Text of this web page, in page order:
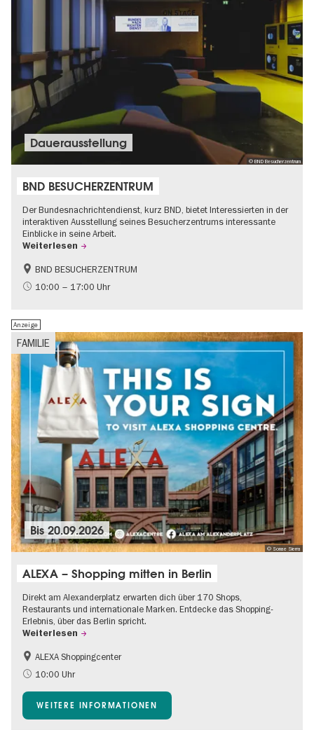
© BND Besucherzentrum
Dauer­aus­stel­lung
BND BESUCHERZENTRUM
Der Bundesnachrichtendienst, kurz BND, bietet Interessierten in der
interaktiven Ausstellung seines Besucherzentrums interessante
Einblicke in seine Arbeit.
Weiterlesen
Geschichte
Gratis
BND BESUCHERZENTRUM
10:00 – 17:00 Uhr
FAMILIE
Anzeige
© Sonae Sierra
Bis20.09.2026
ALEXA – Shopping mitten in Berlin
Direkt am Alexanderplatz erwarten dich über 170 Shops,
Restaurants und internationale Marken. Entdecke das Shopping-
Erlebnis, über das Berlin spricht.
Weiterlesen
Shopping
Barrierefrei
Food
Gratis
ALEXA Shoppingcenter
10:00 Uhr
WEITERE INFORMATIONEN